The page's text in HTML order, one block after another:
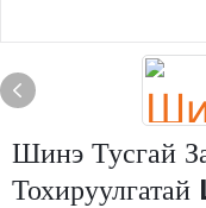
Шинэ Тусгай